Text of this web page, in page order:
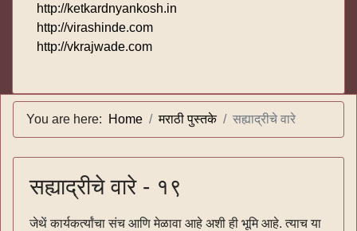
http://ketkardnyankosh.in
http://virashinde.com
http://vkrajwade.com
You are here: Home मराठी पुस्तके सह्याद्रीचे वारे
सह्याद्रीचे वारे - १९
जेथें कार्यकर्त्यांचा संच आणि मेळावा आहे अशी ही भूमि आहे. त्याच या